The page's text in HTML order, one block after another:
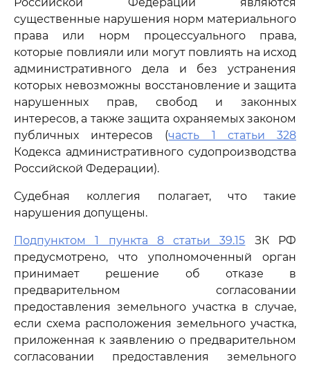
существенные нарушения норм материального
права или норм процессуального права,
которые повлияли или могут повлиять на исход
административного дела и без устранения
которых невозможны восстановление и защита
нарушенных прав, свобод и законных
интересов, а также защита охраняемых законом
публичных интересов (часть 1 статьи 328
Кодекса административного судопроизводства
Российской Федерации).
Судебная коллегия полагает, что такие
нарушения допущены.
Подпунктом 1 пункта 8 статьи 39.15 ЗК РФ
предусмотрено, что уполномоченный орган
принимает решение об отказе в
предварительном согласовании
предоставления земельного участка в случае,
если схема расположения земельного участка,
приложенная к заявлению о предварительном
согласовании предоставления земельного